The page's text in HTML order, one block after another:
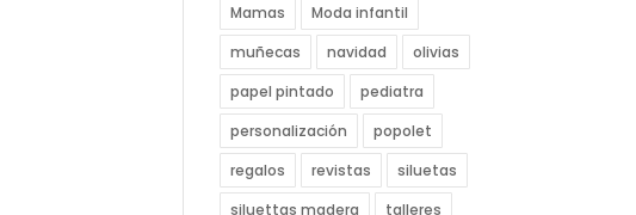
Mamas
Moda infantil
muñecas
navidad
olivias
papel pintado
pediatra
personalización
popolet
regalos
revistas
siluetas
siluettas madera
talleres